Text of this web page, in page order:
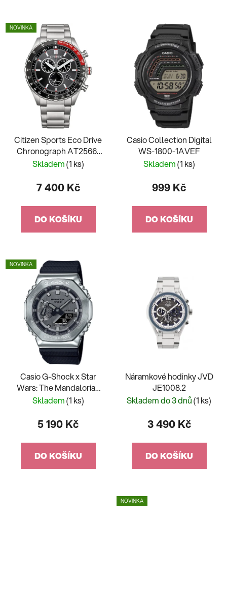
NOVINKA
Citizen Sports Eco Drive
Chronograph AT2566-
88E
Skladem(1 ks)
7 400 Kč
DO KOŠÍKU
Casio Collection Digital
WS-1800-1AVEF
Skladem(1 ks)
999 Kč
DO KOŠÍKU
NOVINKA
Casio G-Shock x Star
Wars: The Mandalorian
and Grogu GM-2100-
Skladem(1 ks)
5 190 Kč
DO KOŠÍKU
Náramkové hodinky JVD
JE1008.2
Skladem do 3 dnů(1 ks)
3 490 Kč
DO KOŠÍKU
NOVINKA